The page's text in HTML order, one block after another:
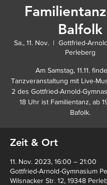
Balfolk
Sa., 11. Nov.
  |
Gottfried-
Perleberg
Am Samstag, 11.11.
Tanzveranstaltung mit Live-
2 des Gottfried-Arnold-
18 Uhr ist Familientanz, ab
Bafolk.
Zeit & Ort
11. Nov. 2023, 16:00 – 21:00
Gottfried-Arnold-Gymnasium
Wilsnacker Str. 12, 19348